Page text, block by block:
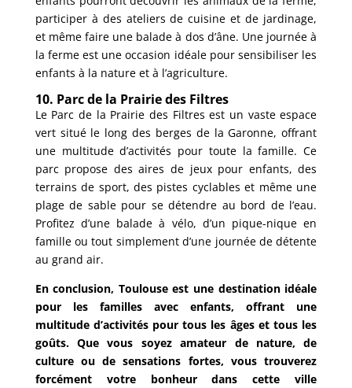
participer à des ateliers de cuisine et de jardinage,
et même faire une balade à dos d’âne. Une journée à
la ferme est une occasion idéale pour sensibiliser les
enfants à la nature et à l’agriculture.
10. Parc de la Prairie des Filtres
Le Parc de la Prairie des Filtres est un vaste espace
vert situé le long des berges de la Garonne, offrant
une multitude d’activités pour toute la famille. Ce
parc propose des aires de jeux pour enfants, des
terrains de sport, des pistes cyclables et même une
plage de sable pour se détendre au bord de l’eau.
Profitez d’une balade à vélo, d’un pique-nique en
famille ou tout simplement d’une journée de détente
au grand air.
En conclusion, Toulouse est une destination idéale
pour les familles avec enfants, offrant une
multitude d’activités pour tous les âges et tous les
goûts. Que vous soyez amateur de nature, de
culture ou de sensations fortes, vous trouverez
forcément votre bonheur dans cette ville